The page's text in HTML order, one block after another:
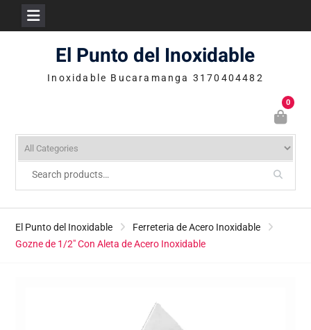
El Punto del Inoxidable
Inoxidable Bucaramanga 3170404482
0
El Punto del Inoxidable
Ferreteria de Acero Inoxidable
Gozne de 1/2″ Con Aleta de Acero Inoxidable